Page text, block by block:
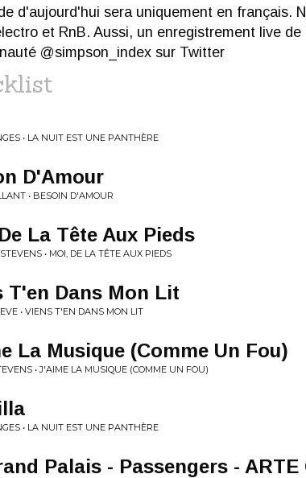
d'aujourd'hui sera uniquement en français.
et RnB. Aussi, un enregistrement live
@simpson_index sur Twitter
• LA NUIT EST UNE PANTHÈRE
D'Amour
• BESOIN D'AMOUR
La Tête Aux Pieds
• MOI, DE LA TÊTE AUX PIEDS
T'en Dans Mon Lit
• VIENS T'EN DANS MON LIT
La Musique (Comme Un Fou)
• J'AIME LA MUSIQUE (COMME UN FOU)
• LA NUIT EST UNE PANTHÈRE
Palais - Passengers - ARTE